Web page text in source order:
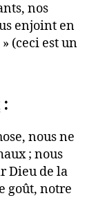
nos
enjoint en
(ceci est un
:
nous ne
; nous
Dieu de la
goût, notre